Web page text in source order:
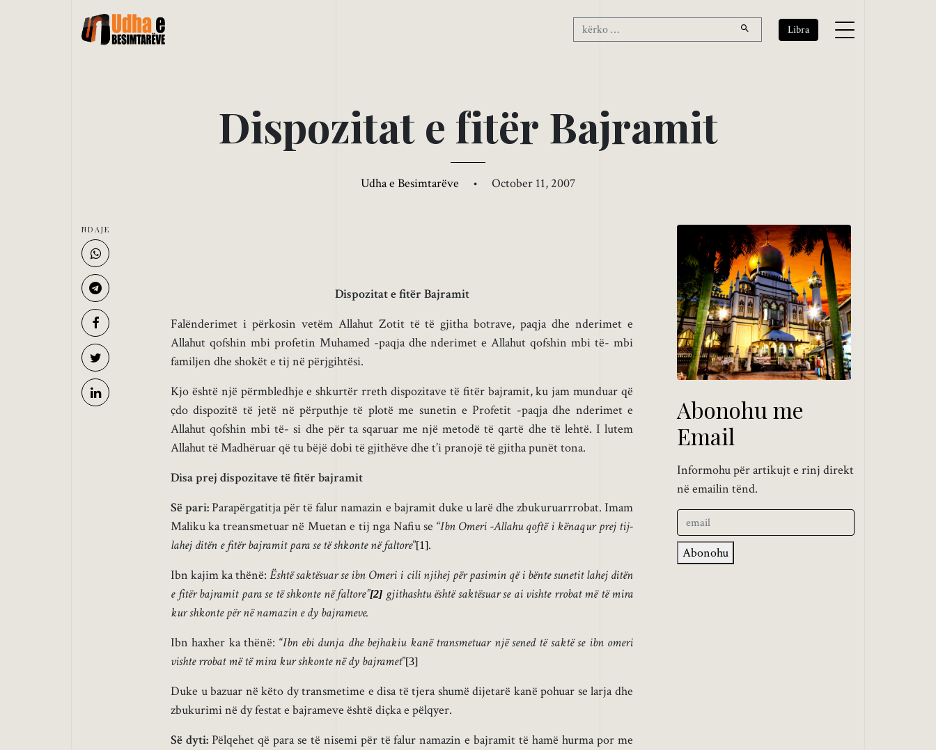
Libra
Dispozitat e fitër Bajramit
Udha e Besimtarëve • October 11, 2007
Dispozitat e fitër Bajramit
Falënderimet i përkosin vetëm Allahut Zotit të të gjitha botrave, paqja dhe nderimet e
Allahut qofshin mbi profetin Muhamed -paqja dhe nderimet e Allahut qofshin mbi të- mbi
familjen dhe shokët e tij në përjgihtësi.
Kjo është një përmbledhje e shkurtër rreth dispozitave të fitër bajramit, ku jam munduar që
çdo dispozitë të jetë në përputhje të plotë me sunetin e Profetit -paqja dhe nderimet e
Allahut qofshin mbi të- si dhe për ta sqaruar me një metodë të qartë dhe të lehtë. I lutem
Allahut të Madhëruar që tu bëjë dobi të gjithëve dhe t’i pranojë të gjitha punët tona.
Disa prej dispozitave të fitër bajramit
Së pari:Parapërgatitja për të falur namazin e bajramit duke u larë dhe zbukuruarrrobat. Imam
Maliku ka treansmetuar në Muetan e tij nga Nafiu se “Ibn Omeri -Allahu qoftë i kënaqur prej tij-
lahej ditën e fitër bajramit para se të shkonte në faltore”[1].
Ibn kajim ka thënë:Është saktësuar se ibn Omeri i cili njihej për pasimin që i bënte sunetit lahej ditën
e fitër bajramit para se të shkonte në faltore”[2] gjithashtu është saktësuar se ai vishte rrobat më të mira
kur shkonte për në namazin e dy bajrameve.
Ibn haxher ka thënë: “Ibn ebi dunja dhe bejhakiu kanë transmetuar një sened të saktë se ibn omeri
vishte rrobat më të mira kur shkonte në dy bajramet”[3]
Duke u bazuar në këto dy transmetime e disa të tjera shumë dijetarë kanë pohuar se larja dhe
zbukurimi në dy festat e bajrameve është diçka e pëlqyer.
Së dyti:Pëlqehet që para se të nisemi për të falur namazin e bajramit të hamë hurma por me
NDAJE
Abonohu me
Email
Informohu për artikujt e rinj direkt
në emailin tënd.
Abonohu